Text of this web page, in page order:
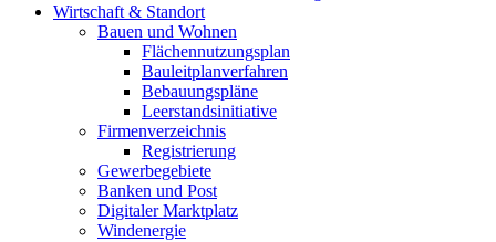
Wirtschaft & Standort
Bauen und Wohnen
Flächennutzungsplan
Bauleitplanverfahren
Bebauungspläne
Leerstandsinitiative
Firmenverzeichnis
Registrierung
Gewerbegebiete
Banken und Post
Digitaler Marktplatz
Windenergie